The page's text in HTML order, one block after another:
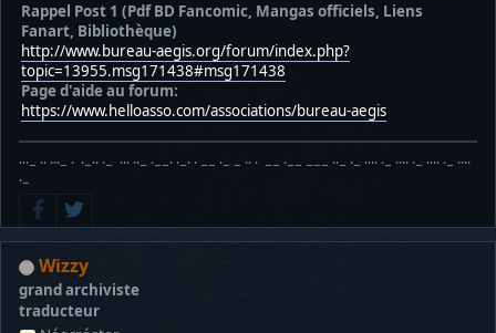
Rappel Post 1 (Pdf BD Fancomic, Mangas officiels, Liens
Fanart, Bibliothèque)
http://www.bureau-aegis.org/forum/index.php?
topic=13955.msg171438#msg171438
Page d'aide au forum:
https://www.helloasso.com/associations/bureau-aegis
···− ·· ···− · ·−·· ·− ··· ··− ·−−· ·−· · −− ·− − ·· · −− ·−− −−− ··− ·− ···· ·− ···· ·− ···· ·− ····
·−
Wizzy
grand archiviste
traducteur